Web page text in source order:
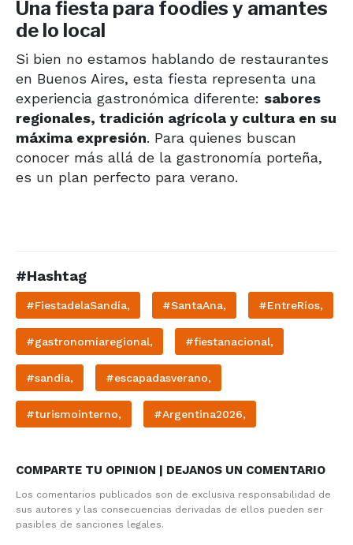
Una fiesta para foodies y amantes
de lo local
Si bien no estamos hablando de restaurantes
en Buenos Aires, esta fiesta representa una
experiencia gastronómica diferente: sabores
regionales, tradición agrícola y cultura en su
máxima expresión. Para quienes buscan
conocer más allá de la gastronomía porteña,
es un plan perfecto para verano.
#Hashtag
#FiestadelaSandía, #SantaAna, #EntreRíos,
#gastronomíaregional, #fiestanacional,
#sandía, #escapadasverano,
#turismointerno, #Argentina2026,
COMPARTE TU OPINION | DEJANOS UN COMENTARIO
Los comentarios publicados son de exclusiva responsabilidad de
sus autores y las consecuencias derivadas de ellos pueden ser
pasibles de sanciones legales.